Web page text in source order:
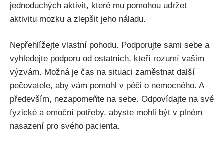
jednoduchých aktivit, které mu pomohou udržet
aktivitu mozku a zlepšit jeho náladu.
Nepřehlížejte vlastní pohodu. Podporujte sami sebe a
vyhledejte podporu od ostatních, kteří rozumí vašim
výzvám. Možná je čas na situaci zaměstnat další
pečovatele, aby vám pomohl v péči o nemocného. A
především, nezapomeňte na sebe. Odpovídajte na své
fyzické a emoční potřeby, abyste mohli být v plném
nasazení pro svého pacienta.